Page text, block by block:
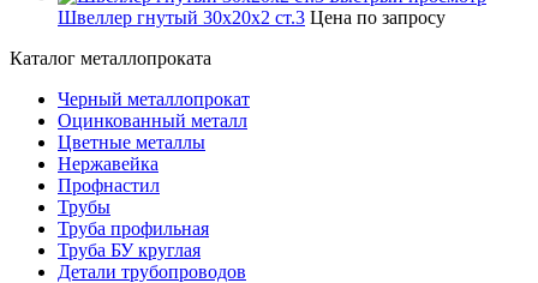
Швеллер гнутый 30х20х2 ст.3 Цена по запросу
Каталог металлопроката
Черный металлопрокат
Оцинкованный металл
Цветные металлы
Нержавейка
Профнастил
Трубы
Труба профильная
Труба БУ круглая
Детали трубопроводов